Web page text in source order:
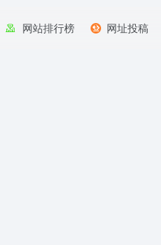
网站排行榜 网址投稿